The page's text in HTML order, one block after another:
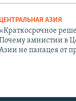
ЦЕНТРАЛЬНАЯ АЗИЯ
«Краткосрочное
амнистии в
не панацея от